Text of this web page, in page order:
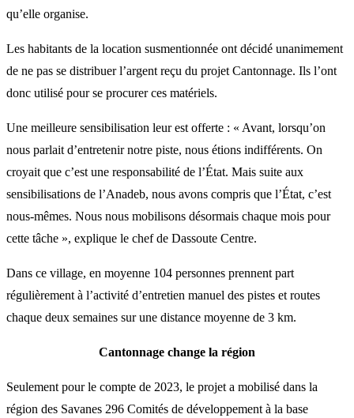
qu’elle organise.
Les habitants de la location susmentionnée ont décidé unanimement
de ne pas se distribuer l’argent reçu du projet Cantonnage. Ils l’ont
donc utilisé pour se procurer ces matériels.
Une meilleure sensibilisation leur est offerte : « Avant, lorsqu’on
nous parlait d’entretenir notre piste, nous étions indifférents. On
croyait que c’est une responsabilité de l’État. Mais suite aux
sensibilisations de l’Anadeb, nous avons compris que l’État, c’est
nous-mêmes. Nous nous mobilisons désormais chaque mois pour
cette tâche », explique le chef de Dassoute Centre.
Dans ce village, en moyenne 104 personnes prennent part
régulièrement à l’activité d’entretien manuel des pistes et routes
chaque deux semaines sur une distance moyenne de 3 km.
Cantonnage change la région
Seulement pour le compte de 2023, le projet a mobilisé dans la
région des Savanes 296 Comités de développement à la base